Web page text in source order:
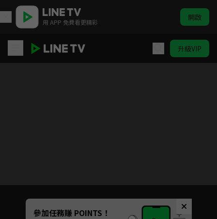
用 APP 免費看更精彩 開啟
升級VIP
Unmute
如有不便請見諒
參加任務賺 POINTS！